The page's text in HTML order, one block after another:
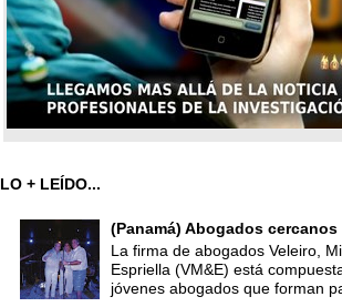
LO + LEÍDO...
(Panamá) Abogados
La firma de abogados Veleiro,
Espriella (VM&E) está
jóvenes abogados que forman